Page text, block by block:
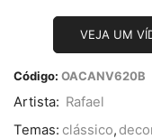
VEJA UM
Código: OACANV620B
Artista: Rafael
Temas: clássico,